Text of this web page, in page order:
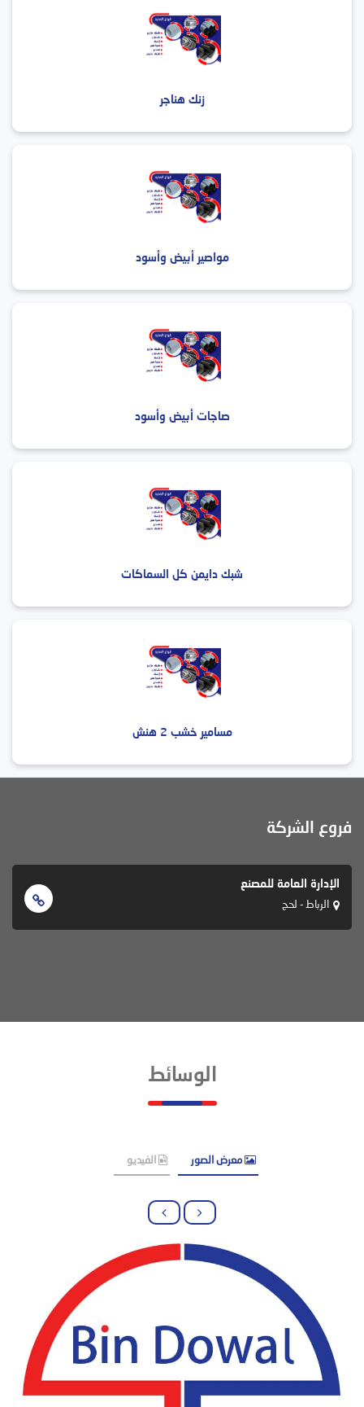
زنك هناجر
مواصير أبيض وأسود
صاجات أبيض وأسود
شبك دايمن كل السماكات
مسامير خشب 2 هنش
فروع الشركة
الإدارة العامة للمصنع
الرباط - لحج
الوسائط
معرض الصور الفيديو